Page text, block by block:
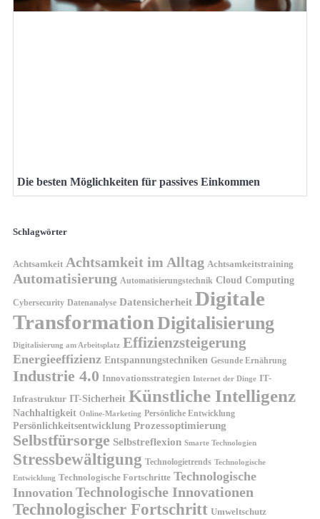
Die besten Möglichkeiten für passives Einkommen
Schlagwörter
Achtsamkeit Achtsamkeit im Alltag Achtsamkeitstraining
Automatisierung Automatisierungstechnik Cloud Computing
Cybersecurity Datenanalyse Datensicherheit Digitale
TransformationDigitalisierung
Digitalisierung am Arbeitsplatz Effizienzsteigerung
Energieeffizienz Entspannungstechniken Gesunde Ernährung
Industrie 4.0 Innovationsstrategien Internet der Dinge IT-
Infrastruktur IT-Sicherheit Künstliche Intelligenz
Nachhaltigkeit Online-Marketing Persönliche Entwicklung
Persönlichkeitsentwicklung Prozessoptimierung
Selbstfürsorge Selbstreflexion Smarte Technologien
Stressbewältigung Technologietrends Technologische
Entwicklung Technologische Fortschritte Technologische
Innovation Technologische Innovationen
Technologischer Fortschritt Umweltschutz